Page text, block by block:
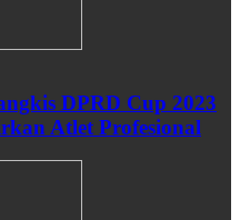
DPRD Cup 2023
Atlet Profesional